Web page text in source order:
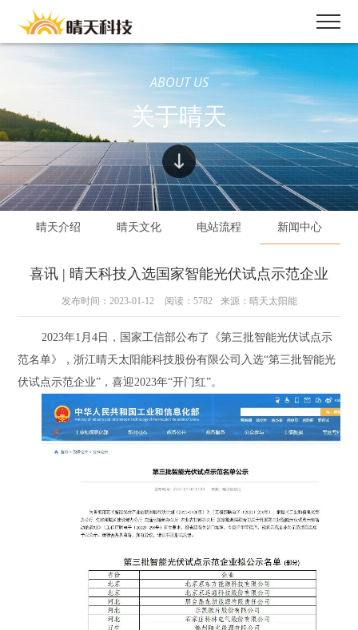
ABOUT US
关于晴天
晴天介绍 晴天文化 电站流程 新闻中心
喜讯 | 晴天科技入选国家智能光伏试点示范企业
发布时间：2023-01-12 阅读：5782 来源：晴天太阳能
2023年1月4日，国家工信部公布了《第三批智能光伏试点示
范名单》，浙江晴天太阳能科技股份有限公司入选“第三批智能光
伏试点示范企业”，喜迎2023年“开门红”。